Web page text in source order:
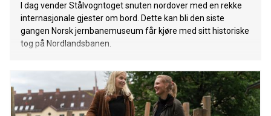
I dag vender Stålvogntoget snuten nordover med en rekke
internasjonale gjester om bord. Dette kan bli den siste
gangen Norsk jernbanemuseum får kjøre med sitt historiske
tog på Nordlandsbanen.